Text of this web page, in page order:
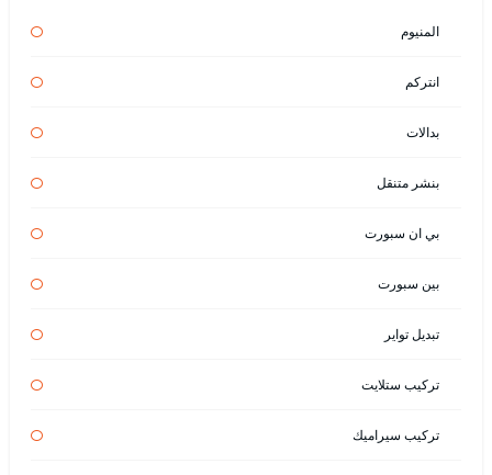
المنيوم
انتركم
بدالات
بنشر متنقل
بي ان سبورت
بين سبورت
تبديل تواير
تركيب ستلايت
تركيب سيراميك